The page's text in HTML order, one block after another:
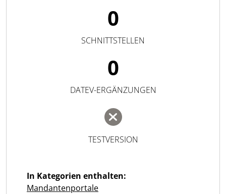
0
SCHNITTSTELLEN
0
DATEV-ERGÄNZUNGEN
TESTVERSION
In Kategorien enthalten:
Mandantenportale